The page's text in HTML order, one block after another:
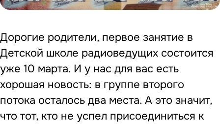
Дорогие родители, первое занятие в
Детской школе радиоведущих состоится
уже 10 марта. И у нас для вас есть
хорошая новость: в группе второго
потока осталось два места. А это значит,
что тот, кто не успел присоединиться к